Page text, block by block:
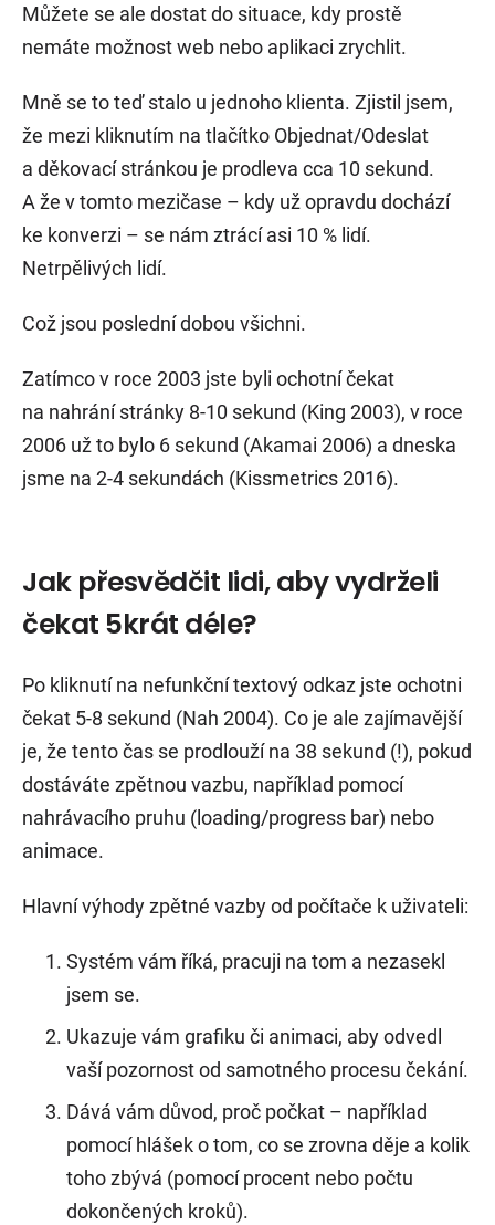
Můžete se ale dostat do situace, kdy prostě
nemáte možnost web nebo aplikaci zrychlit.
Mně se to teď stalo u jednoho klienta. Zjistil jsem,
že mezi kliknutím na tlačítko Objednat/Odeslat
a děkovací stránkou je prodleva cca 10 sekund.
A že v tomto mezičase – kdy už opravdu dochází
ke konverzi – se nám ztrácí asi 10 % lidí.
Netrpělivých lidí.
Což jsou poslední dobou všichni.
Zatímco v roce 2003 jste byli ochotní čekat
na nahrání stránky 8-10 sekund (King 2003), v roce
2006 už to bylo 6 sekund (Akamai 2006) a dneska
jsme na 2-4 sekundách (Kissmetrics 2016).
Jak přesvědčit lidi, aby vydrželi
čekat 5krát déle?
Po kliknutí na nefunkční textový odkaz jste ochotni
čekat 5-8 sekund (Nah 2004). Co je ale zajímavější
je, že tento čas se prodlouží na 38 sekund (!), pokud
dostáváte zpětnou vazbu, například pomocí
nahrávacího pruhu (loading/progress bar) nebo
animace.
Hlavní výhody zpětné vazby od počítače k uživateli:
Systém vám říká, pracuji na tom a nezasekl
jsem se.
Ukazuje vám grafiku či animaci, aby odvedl
vaší pozornost od samotného procesu čekání.
Dává vám důvod, proč počkat – například
pomocí hlášek o tom, co se zrovna děje a kolik
toho zbývá (pomocí procent nebo počtu
dokončených kroků).